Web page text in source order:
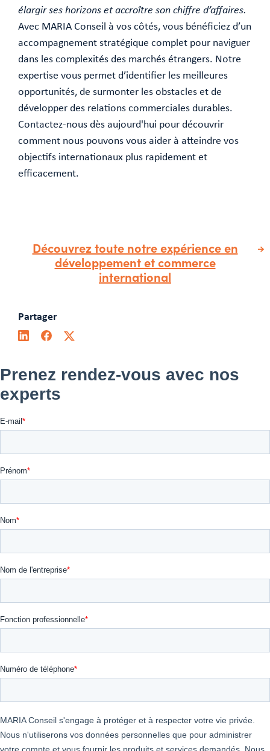
élargir ses horizons et accroître son chiffre d’affaires.
Avec MARIA Conseil à vos côtés, vous bénéficiez d’un
accompagnement stratégique complet pour naviguer
dans les complexités des marchés étrangers. Notre
expertise vous permet d’identifier les meilleures
opportunités, de surmonter les obstacles et de
développer des relations commerciales durables.
Contactez-nous dès aujourd'hui pour découvrir
comment nous pouvons vous aider à atteindre vos
objectifs internationaux plus rapidement et
efficacement.
Découvrez toute notre expérience en
développement et commerce
international
Partager